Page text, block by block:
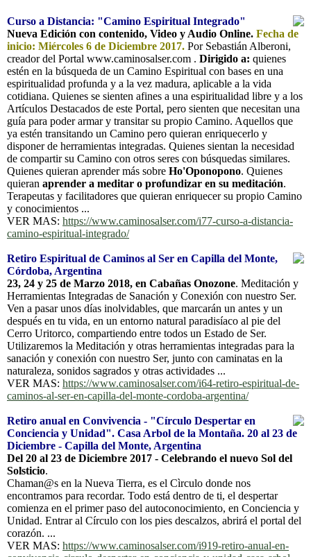
Curso a Distancia: "Camino Espiritual Integrado"
Nueva Edición con contenido, Video y Audio Online. Fecha de
inicio: Miércoles 6 de Diciembre 2017. Por Sebastián Alberoni,
creador del Portal www.caminosalser.com . Dirigido a: quienes
estén en la búsqueda de un Camino Espiritual con bases en una
espiritualidad profunda y a la vez madura, aplicable a la vida
cotidiana. Quienes se sienten afines a una espiritualidad libre y a los
Artículos Destacados de este Portal, pero sienten que necesitan una
guía para poder armar y transitar su propio Camino. Aquellos que
ya estén transitando un Camino pero quieran enriquecerlo y
disponer de herramientas integradas. Quienes sientan la necesidad
de compartir su Camino con otros seres con búsquedas similares.
Quienes quieran aprender más sobre Ho'Oponopono. Quienes
quieran aprender a meditar o profundizar en su meditación.
Terapeutas y facilitadores que quieran enriquecer su propio Camino
y conocimientos ...
VER MAS: https://www.caminosalser.com/i77-curso-a-distancia-
camino-espiritual-integrado/
Retiro Espiritual de Caminos al Ser en Capilla del Monte,
Córdoba, Argentina
23, 24 y 25 de Marzo 2018, en Cabañas Onozone. Meditación y
Herramientas Integradas de Sanación y Conexión con nuestro Ser.
Ven a pasar unos días inolvidables, que marcarán un antes y un
después en tu vida, en un entorno natural paradisíaco al pie del
Cerro Uritorco, compartiendo entre todos un Estado de Ser.
Utilizaremos la Meditación y otras herramientas integradas para la
sanación y conexión con nuestro Ser, junto con caminatas en la
naturaleza, sonidos sagrados y otras actividades ...
VER MAS: https://www.caminosalser.com/i64-retiro-espiritual-de-
caminos-al-ser-en-capilla-del-monte-cordoba-argentina/
Retiro anual en Convivencia - "Círculo Despertar en
Conciencia y Unidad". Casa Arbol de la Montaña. 20 al 23 de
Diciembre - Capilla del Monte, Argentina
Del 20 al 23 de Diciembre 2017 - Celebrando el nuevo Sol del
Solsticio.
Chaman@s en la Nueva Tierra, es el Cìrculo donde nos
encontramos para recordar. Todo está dentro de ti, el despertar
comienza en el primer paso del autoconocimiento, en Conciencia y
Unidad. Entrar al Círculo con los pies descalzos, abrirá el portal del
corazón. ...
VER MAS: https://www.caminosalser.com/i919-retiro-anual-en-